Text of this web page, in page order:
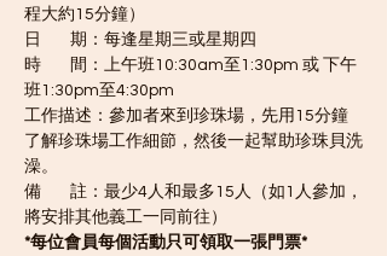
程大約15分鐘）
日        期：每逢星期三或星期四
時        間：上午班10:30am至1:30pm 或 下午
班1:30pm至4:30pm
工作描述：參加者來到珍珠場，先用15分鐘
了解珍珠場工作細節，然後一起幫助珍珠貝洗
澡。
備        註：最少4人和最多15人（如1人參加，
將安排其他義工一同前往）
*每位會員每個活動只可領取一張門票*